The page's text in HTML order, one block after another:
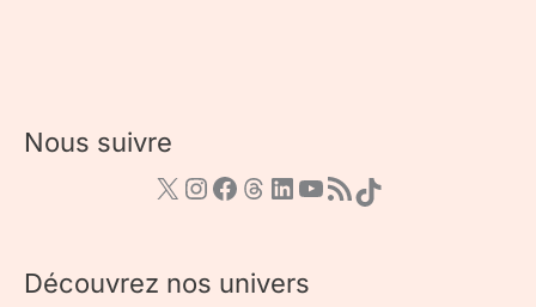
Nous suivre
Découvrez nos univers